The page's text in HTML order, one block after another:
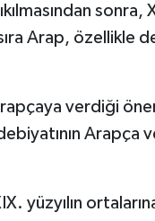
sonra,
Arap, özellikle
verdiği
Arapça
yüzyılın